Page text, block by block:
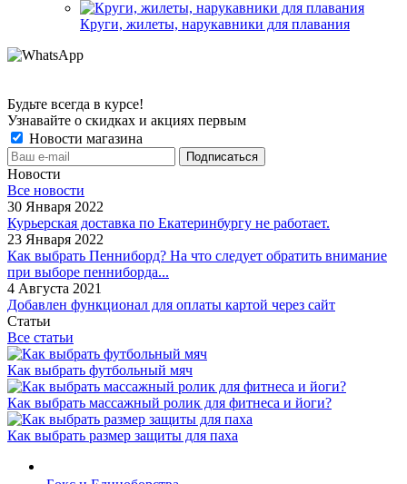
Круги, жилеты, нарукавники для плавания
Будьте всегда в курсе!
Узнавайте о скидках и акциях первым
Новости магазина
Новости
Все новости
30 Января 2022
Курьерская доставка по Екатеринбургу не работает.
23 Января 2022
Как выбрать Пенниборд? На что следует обратить внимание
при выборе пенниборда...
4 Августа 2021
Добавлен функционал для оплаты картой через сайт
Статьи
Все статьи
Как выбрать футбольный мяч
Как выбрать массажный ролик для фитнеса и йоги?
Как выбрать размер защиты для паха